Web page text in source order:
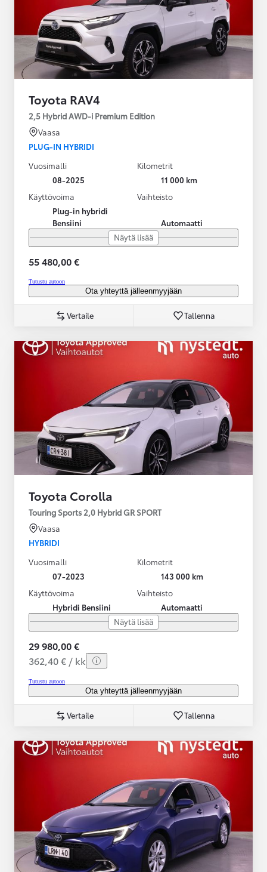
Toyota RAV4
2,5 Hybrid AWD-i Premium Edition
Vaasa
PLUG-IN HYBRIDI
Vuosimalli
08-2025
Kilometrit
11 000 km
Käyttövoima
Plug-in hybridi
Bensiini
Vaihteisto
Automaatti
Näytä lisää
55 480,00 €
Tutustu autoon
Ota yhteyttä jälleenmyyjään
Vertaile Tallenna
Toyota Corolla
Touring Sports 2,0 Hybrid GR SPORT
Vaasa
HYBRIDI
Vuosimalli
07-2023
Kilometrit
143 000 km
Käyttövoima
Hybridi Bensiini
Vaihteisto
Automaatti
Näytä lisää
29 980,00 €
362,40 € / kk
Tutustu autoon
Ota yhteyttä jälleenmyyjään
Vertaile Tallenna